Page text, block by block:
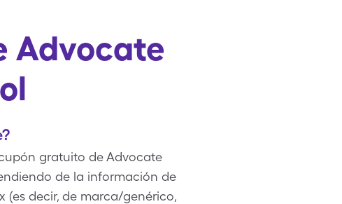
Advocate
gratuito de Advocate
de la información de
(es decir, de marca/genérico,